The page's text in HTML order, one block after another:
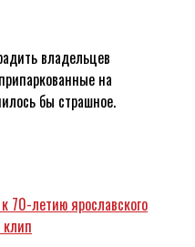
владельцев
на
бы страшное.
70-летию ярославского